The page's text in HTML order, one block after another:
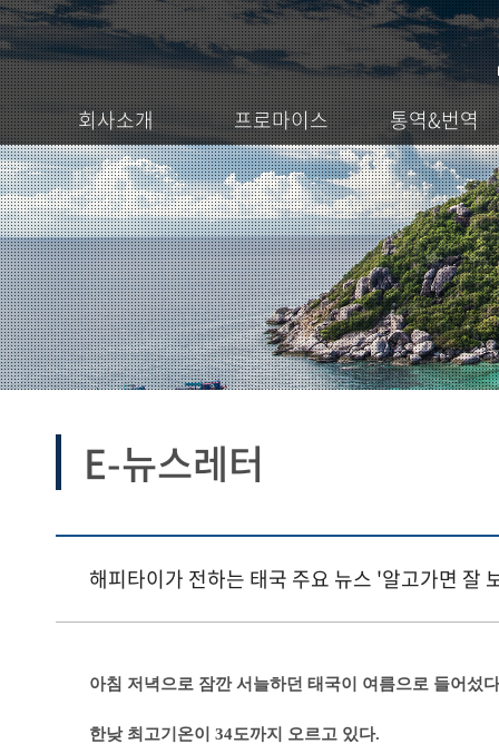
회사소개 프로마이스 통역&번역
E-뉴스레터
해피타이가 전하는 태국 주요 뉴스 '알고가면 잘
아침 저녁으로 잠깐 서늘하던 태국이 여름으로 들어섰
한낮 최고기온이 34도까지 오르고 있다.